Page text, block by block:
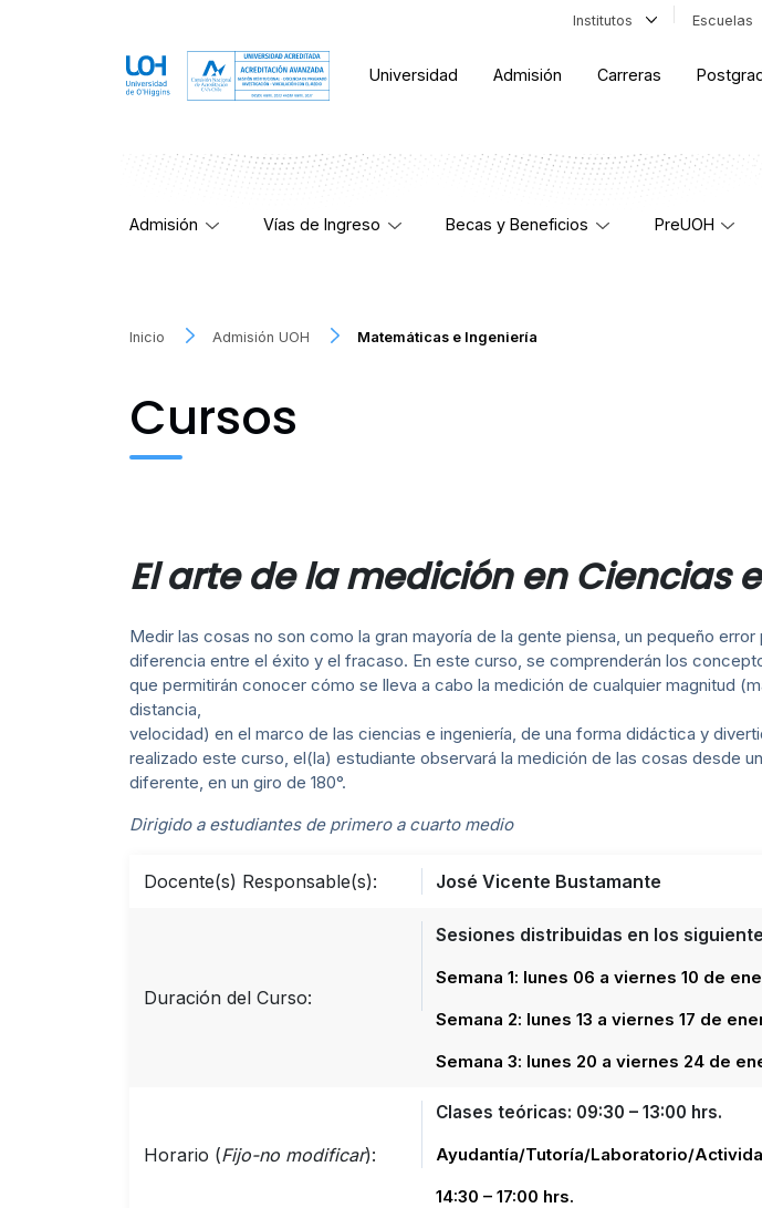
Institutos Escuelas
Universidad Admisión Carreras
Admisión Vías de Ingreso Becas y Beneficios PreUOH
Inicio Admisión UOH Matemáticas e Ingeniería
Cursos
El arte de la medición en Ciencias
Medir las cosas no son como la gran mayoría de la gente piensa, un pequeño error
diferencia entre el éxito y el fracaso. En este curso, se comprenderán los
que permitirán conocer cómo se lleva a cabo la medición de cualquier magnitud
distancia,
velocidad) en el marco de las ciencias e ingeniería, de una forma didáctica y
realizado este curso, el(la) estudiante observará la medición de las cosas desde
diferente, en un giro de 180°.
Dirigido a estudiantes de primero a cuarto medio
Docente(s) Responsable(s): José Vicente Bustamante
Duración del Curso:
Sesiones distribuidas en los
Semana 1: lunes 06 a viernes 10 de
Semana 2: lunes 13 a viernes 17 de
Semana 3: lunes 20 a viernes 24 de
Horario (Fijo-no modificar):
Clases teóricas: 09:30 – 13:00 hrs.
Ayudantía/Tutoría/Laboratorio/
14:30 – 17:00 hrs.